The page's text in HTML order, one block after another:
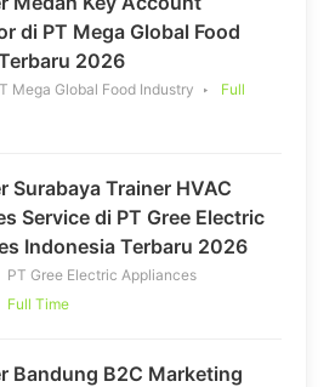
di PT Mega Global Food
2026
Mega Global Food Industry
Full
Surabaya Trainer HVAC
Service di PT Gree Electric
Indonesia Terbaru 2026
PT Gree Electric Appliances
Full Time
Bandung B2C Marketing